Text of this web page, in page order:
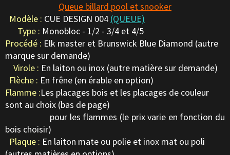
Queue billard pool et snooker
Modèle : CUE DESIGN 004 (QUEUE)
Type : Monobloc - 1/2 - 3/4 et 4/5
Procédé : Elk master et Brunswick Blue Diamond (autre
marque sur demande)
Virole : En laiton ou inox (autre matière sur demande)
Flèche : En frêne (en érable en option)
Flamme :Les placages bois et les placages de couleur
sont au choix (bas de page)
pour les flammes (le prix varie en fonction du
bois choisir)
Plaque : En laiton mate ou polie et inox mat ou poli